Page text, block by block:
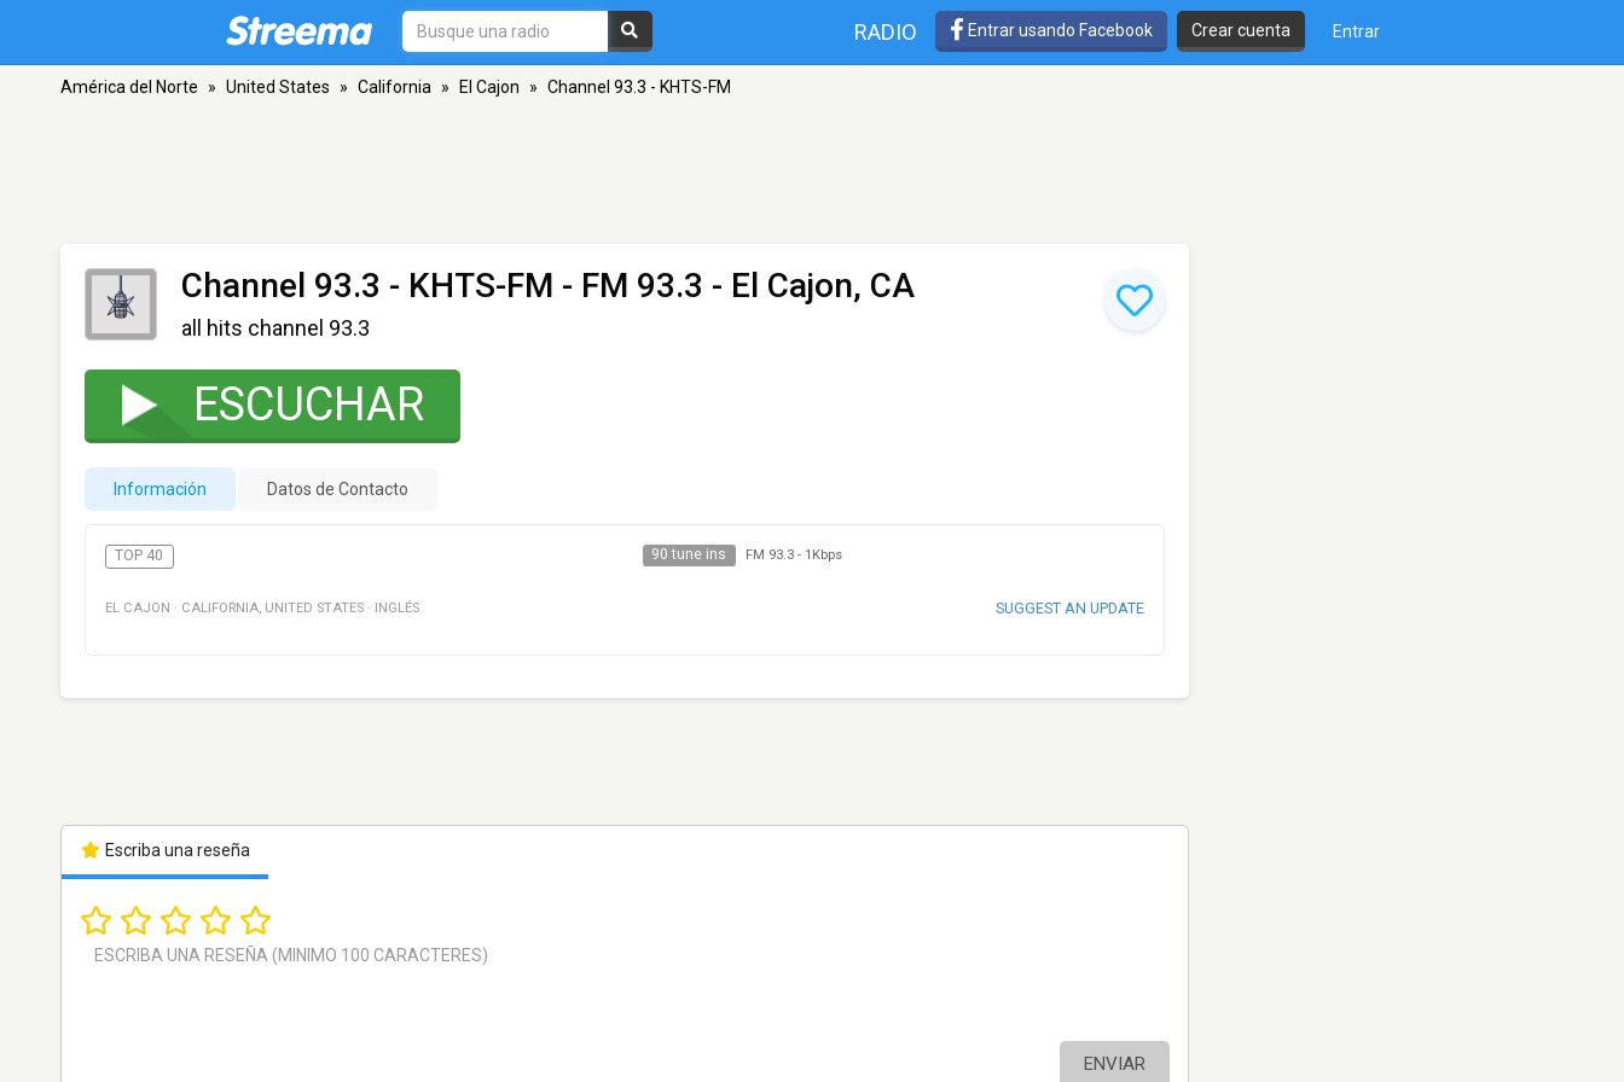
RADIO Entrar usando Facebook Crear cuenta Entrar
América del Norte » United States » California » El Cajon » Channel 93.3 - KHTS-FM
Channel 93.3 - KHTS-FM - FM 93.3 - El Cajon, CA
all hits channel 93.3
ESCUCHAR
Información Datos de Contacto
TOP 40 90 tune ins FM 93.3- 1Kbps
EL CAJON · CALIFORNIA, UNITED STATES · INGLÉS SUGGEST AN UPDATE
Escriba una reseña
ENVIAR